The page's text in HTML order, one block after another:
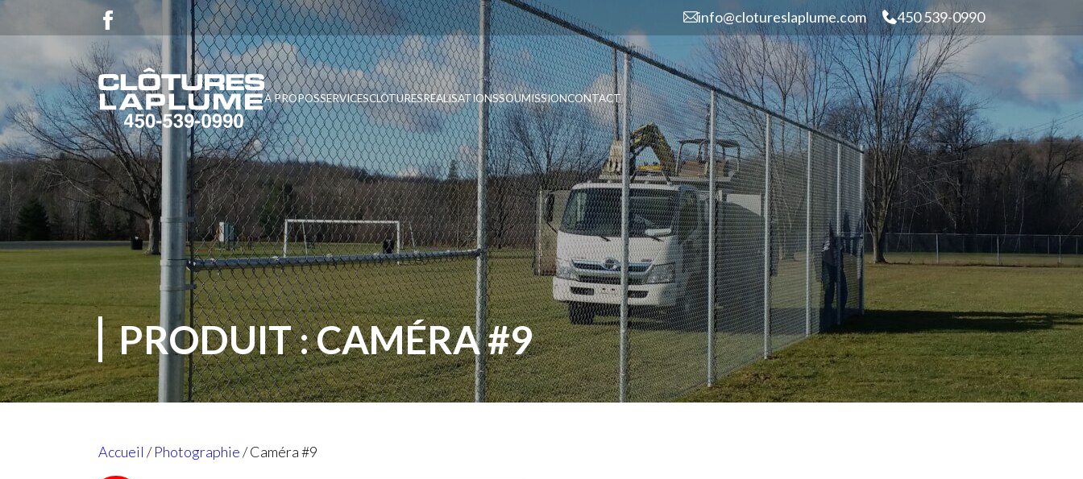
info@clotureslaplume.com 450 539-0990
À PROPOSSERVICESCLÔTURESRÉALISATIONSSOUMISSIONCONTACT
PRODUIT : CAMÉRA #9
Accueil /Photographie/ Caméra #9